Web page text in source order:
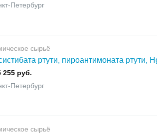
Петербург
сырьё
ртути, пироантимоната ртути,
255 руб.
Петербург
сырьё